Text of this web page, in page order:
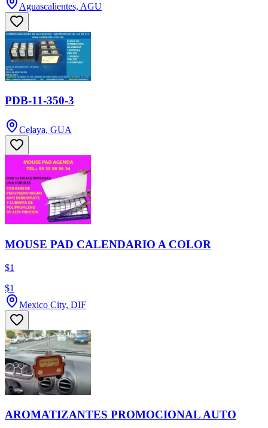
Aguascalientes, AGU
PDB-11-350-3
Celaya, GUA
MOUSE PAD CALENDARIO A COLOR
$1
$1
Mexico City, DIF
AROMATIZANTES PROMOCIONAL AUTO